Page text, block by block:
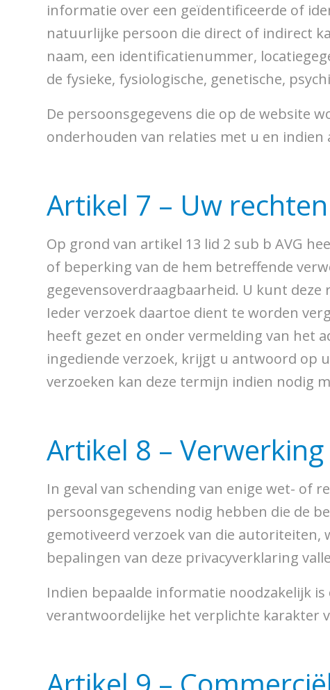
informatie over een geïdentificeerde of
natuurlijke persoon die direct of indirect
naam, een identificatienummer,
de fysieke, fysiologische, genetische,
De persoonsgegevens die op de website
onderhouden van relaties met u en
Artikel 7 – Uw
Op grond van artikel 13 lid 2 sub b AVG
of beperking van de hem betreffende
gegevensoverdraagbaarheid. U kunt
Ieder verzoek daartoe dient te worden
heeft gezet en onder vermelding van het
ingediende verzoek, krijgt u antwoord op
verzoeken kan deze termijn indien nodig
Artikel 8 –
In geval van schending van enige wet- of
persoonsgegevens nodig hebben die de
gemotiveerd verzoek van die autoriteiten,
bepalingen van deze privacyverklaring
Indien bepaalde informatie noodzakelijk
verantwoordelijke het verplichte karakter